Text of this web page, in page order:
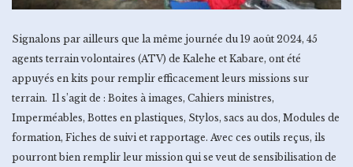
Signalons par ailleurs que la même journée du 19 août 2024, 45
agents terrain volontaires (ATV) de Kalehe et Kabare, ont été
appuyés en kits pour remplir efficacement leurs missions sur
terrain. Il s’agit de : Boites à images, Cahiers ministres,
Imperméables, Bottes en plastiques, Stylos, sacs au dos, Modules de
formation, Fiches de suivi et rapportage. Avec ces outils reçus, ils
pourront bien remplir leur mission qui se veut de sensibilisation de